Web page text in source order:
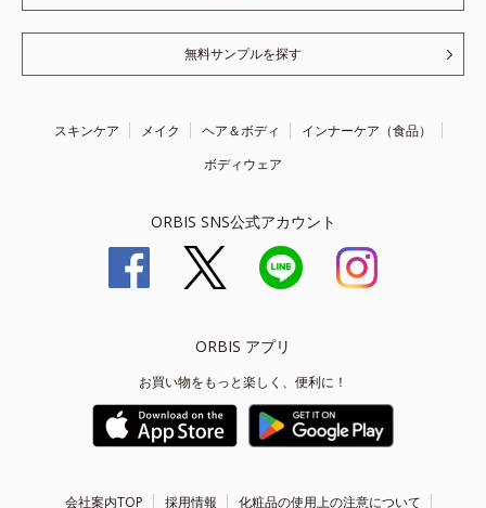
無料サンプルを探す
スキンケア メイク ヘア＆ボディ
インナーケア（食品）
ボディウェア
ORBIS SNS公式アカウント
ORBIS アプリ
お買い物をもっと楽しく、便利に！
会社案内TOP 採用情報 化粧品の使用上の注意について